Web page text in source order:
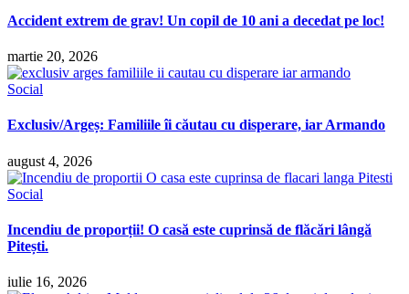
Accident extrem de grav! Un copil de 10 ani a decedat pe loc!
martie 20, 2026
Social
Exclusiv/Argeș: Familiile îi căutau cu disperare, iar Armando
august 4, 2026
Social
Incendiu de proporții! O casă este cuprinsă de flăcări lângă
Pitești.
iulie 16, 2026